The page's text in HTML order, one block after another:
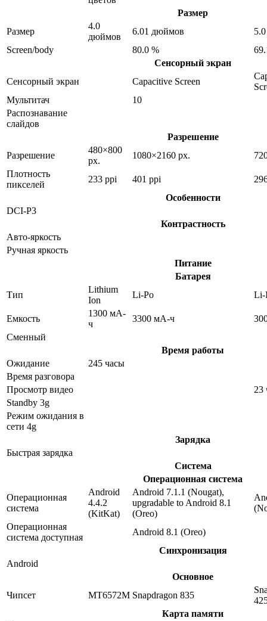
Размер
Размер
4.0
дюймов
6.01 дюймов
Screen/body
80.0 %
Сенсорный экран
Сенсорный экран
Capacitive Screen
Мультитач
10
Распознавание
слайдов
Разрешение
Разрешение
480×800
px.
1080×2160 px.
Плотность
пикселей
233 ppi 401 ppi
Особенности
DCI-P3
Контрастность
Авто-яркость
Ручная яркость
Питание
Батарея
Тип
Lithium
Ion
Li-Po Li-
Емкость
1300 мА-
ч
3300 мА-ч
Сменный
Время работы
Ожидание
245 часы
Время разговора
Просмотр видео
23
Standby 3g
Режим ожидания в
сети 4g
Зарядка
Быстрая зарядка
Система
Операционная система
Операционная
система
Android
4.4.2
(KitKat)
Android 7.1.1 (Nougat),
upgradable to Android 8.1
(Oreo)
Операционная
система доступная
Android 8.1 (Oreo)
Синхронизация
Android
Основное
Чипсет
MT6572M Snapdragon 835
Карта памяти